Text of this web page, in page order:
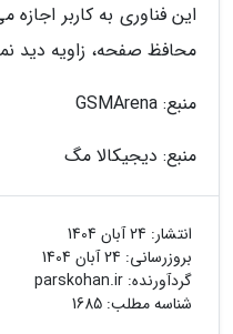
این فناوری به کاربر
محافظ صفحه، زاویه دید
منبع: GSMArena
منبع: دیجیکالا مگ
انتشار: 24 آبان 1404
بروزرسانی: 24 آبان 1404
گردآورنده: parskohan.ir
شناسه مطلب: 1685